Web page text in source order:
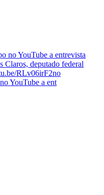
YouTube a ent